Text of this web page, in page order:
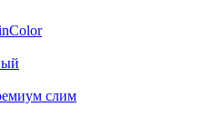
слим